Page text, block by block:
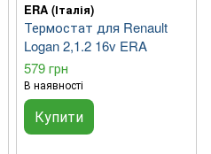
ERA (Італія)
Термостат для Renault
Logan 2,1.2 16v ERA
579 грн
В наявності
Купити